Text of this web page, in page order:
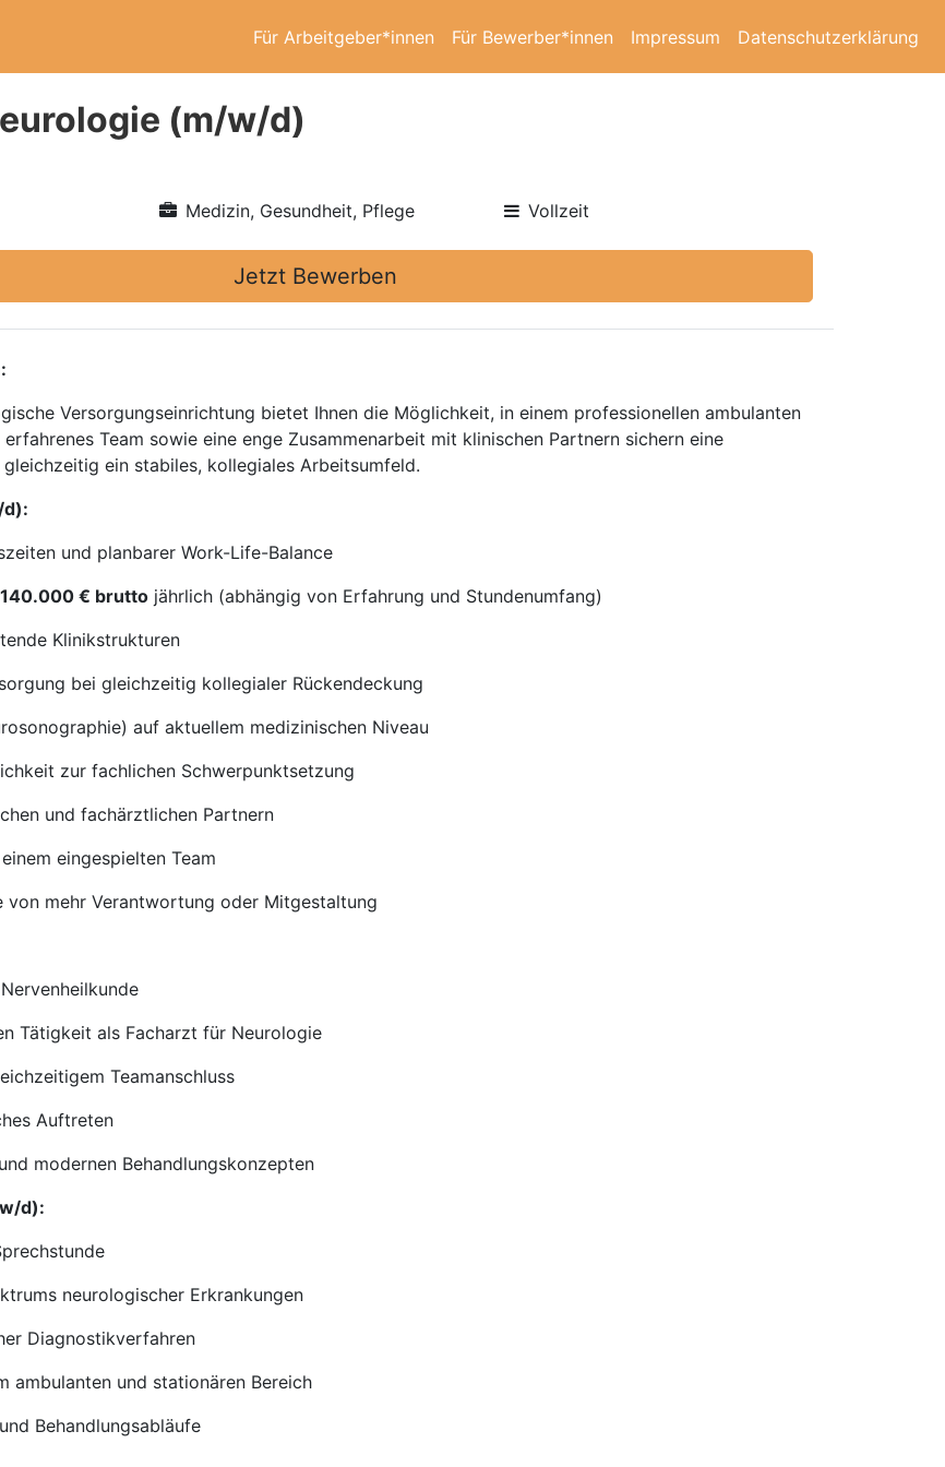
Für Arbeitgeber*innen Für Bewerber*innen Impressum Datenschutzerklärung
(m/w/d)
Medizin, Gesundheit, Pflege Vollzeit
Jetzt Bewerben
Versorgungseinrichtung bietet Ihnen die Möglichkeit, in einem professionellen ambulanten
Team sowie eine enge Zusammenarbeit mit klinischen Partnern sichern eine
ein stabiles, kollegiales Arbeitsumfeld.
d):
und planbarer Work-Life-Balance
€ brutto jährlich (abhängig von Erfahrung und Stundenumfang)
Klinikstrukturen
bei gleichzeitig kollegialer Rückendeckung
auf aktuellem medizinischen Niveau
zur fachlichen Schwerpunktsetzung
und fachärztlichen Partnern
eingespielten Team
mehr Verantwortung oder Mitgestaltung
Tätigkeit als Facharzt für Neurologie
Teamanschluss
Auftreten
modernen Behandlungskonzepten
d):
neurologischer Erkrankungen
Diagnostikverfahren
ambulanten und stationären Bereich
Behandlungsabläufe